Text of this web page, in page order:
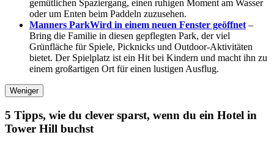
gemütlichen Spaziergang, einen ruhigen Moment am Wasser
oder um Enten beim Paddeln zuzusehen.
Manners ParkWird in einem neuen Fenster geöffnet –
Bring die Familie in diesen gepflegten Park, der viel
Grünfläche für Spiele, Picknicks und Outdoor-Aktivitäten
bietet. Der Spielplatz ist ein Hit bei Kindern und macht ihn zu
einem großartigen Ort für einen lustigen Ausflug.
Weniger
5 Tipps, wie du clever sparst, wenn du ein Hotel in
Tower Hill buchst